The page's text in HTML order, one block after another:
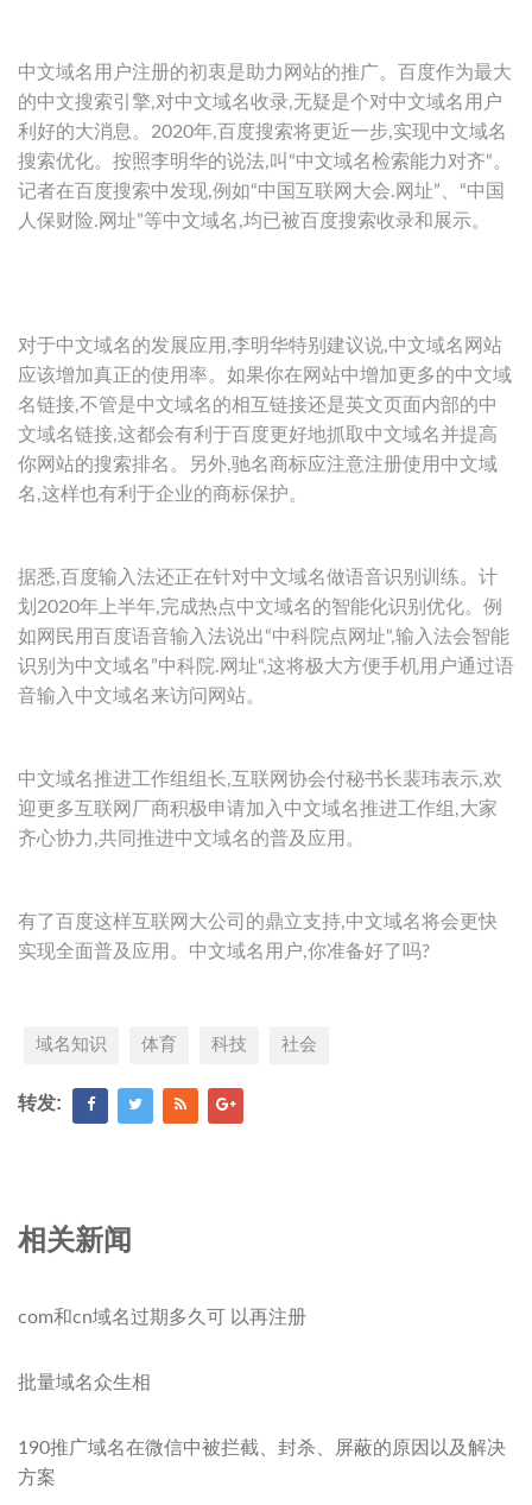
中文域名用户注册的初衷是助力网站的推广。百度作为最大
的中文搜索引擎,对中文域名收录,无疑是个对中文域名用户
利好的大消息。2020年,百度搜索将更近一步,实现中文域名
搜索优化。按照李明华的说法,叫“中文域名检索能力对齐“。
记者在百度搜索中发现,例如“中国互联网大会.网址”、“中国
人保财险.网址”等中文域名,均已被百度搜索收录和展示。
对于中文域名的发展应用,李明华特别建议说,中文域名网站
应该增加真正的使用率。如果你在网站中增加更多的中文域
名链接,不管是中文域名的相互链接还是英文页面内部的中
文域名链接,这都会有利于百度更好地抓取中文域名并提高
你网站的搜索排名。另外,驰名商标应注意注册使用中文域
名,这样也有利于企业的商标保护。
据悉,百度输入法还正在针对中文域名做语音识别训练。计
划2020年上半年,完成热点中文域名的智能化识别优化。例
如网民用百度语音输入法说出“中科院点网址“,输入法会智能
识别为中文域名”中科院.网址“,这将极大方便手机用户通过语
音输入中文域名来访问网站。
中文域名推进工作组组长,互联网协会付秘书长裴玮表示,欢
迎更多互联网厂商积极申请加入中文域名推进工作组,大家
齐心协力,共同推进中文域名的普及应用。
有了百度这样互联网大公司的鼎立支持,中文域名将会更快
实现全面普及应用。中文域名用户,你准备好了吗?
域名知识 体育 科技 社会
转发:
相关新闻
com和cn域名过期多久可 以再注册
批量域名众生相
190推广域名在微信中被拦截、封杀、屏蔽的原因以及解决
方案